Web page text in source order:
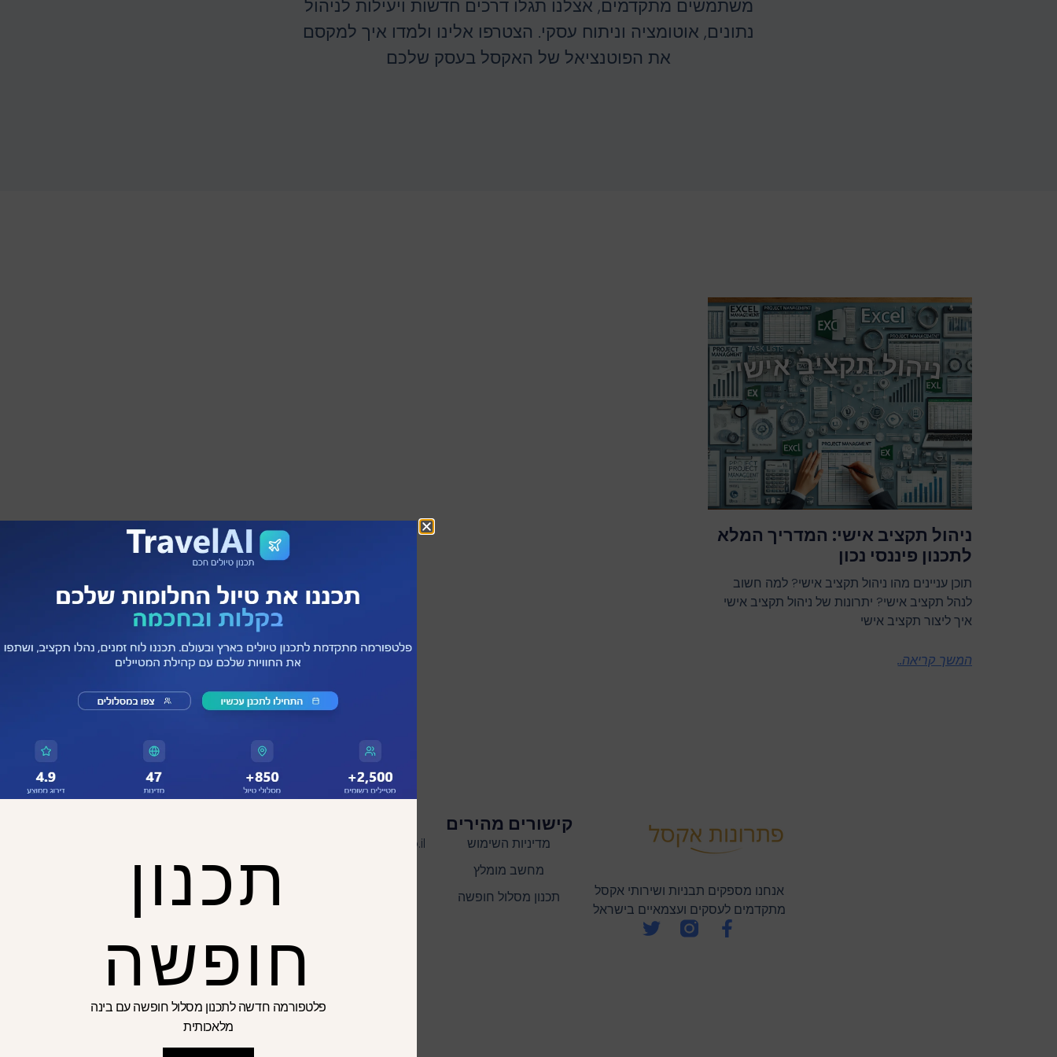
משתמשים מתקדמים, אצלנו תגלו דרכים חדשות ויעילות לניהול
נתונים, אוטומציה וניתוח עסקי. הצטרפו אלינו ולמדו איך למקסם
את הפוטנציאל של האקסל בעסק שלכם
ניהול תקציב אישי: המדריך המלא
לתכנון פיננסי נכון
תוכן עניינים מהו ניהול תקציב אישי? למה חשוב
לנהל תקציב אישי? יתרונות של ניהול תקציב אישי
איך ליצור תקציב אישי
המשך קריאה..
אנחנו מספקים תבניות ושירותי אקסל
מתקדמים לעסקים ועצמאיים בישראל
קישורים מהירים
מדיניות השימוש
מחשב מומלץ
תכנון מסלול חופשה
service@excelsolutions.co.ilתכנון
חופשה
פלטפורמה חדשה לתכנון מסלול חופשה עם בינה
מלאכותית